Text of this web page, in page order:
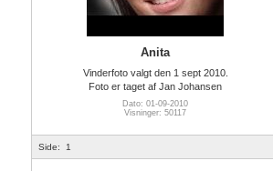
Anita
Vinderfoto valgt den 1 sept 2010.
Foto er taget af Jan Johansen
Dato: 01-09-2010
Visninger: 50117
Side: 1